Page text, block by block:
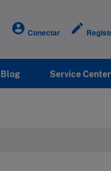
account_circle Conectar create
Blog Service Center